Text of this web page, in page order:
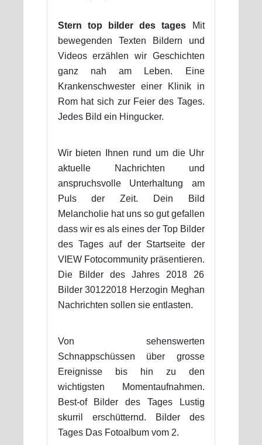
Stern top bilder des tages Mit
bewegenden Texten Bildern und
Videos erzählen wir Geschichten
ganz nah am Leben. Eine
Krankenschwester einer Klinik in
Rom hat sich zur Feier des Tages.
Jedes Bild ein Hingucker.
Wir bieten Ihnen rund um die Uhr
aktuelle Nachrichten und
anspruchsvolle Unterhaltung am
Puls der Zeit. Dein Bild
Melancholie hat uns so gut gefallen
dass wir es als eines der Top Bilder
des Tages auf der Startseite der
VIEW Fotocommunity präsentieren.
Die Bilder des Jahres 2018 26
Bilder 30122018 Herzogin Meghan
Nachrichten sollen sie entlasten.
Von sehenswerten
Schnappschüssen über grosse
Ereignisse bis hin zu den
wichtigsten Momentaufnahmen.
Best-of Bilder des Tages Lustig
skurril erschütternd. Bilder des
Tages Das Fotoalbum vom 2.